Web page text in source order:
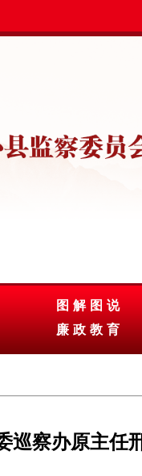
图解图说
廉政教育
巡察办原主任